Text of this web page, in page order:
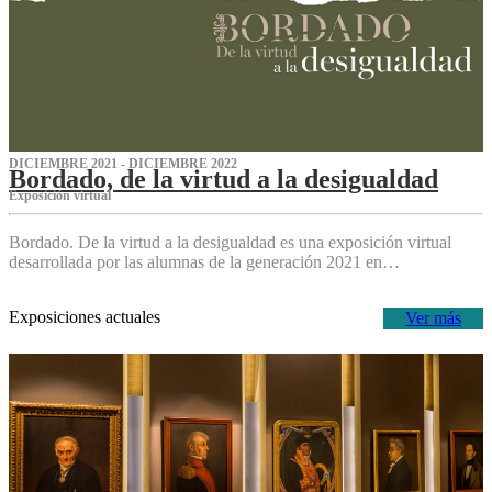
DICIEMBRE 2021 - DICIEMBRE 2022
Bordado, de la virtud a la desigualdad
Exposición virtual‌
Bordado. De la virtud a la desigualdad es una exposición virtual
desarrollada por las alumnas de la generación 2021 en…
Ver más
Exposiciones actuales